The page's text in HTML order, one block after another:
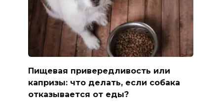
Пищевая привередливость или
капризы: что делать, если собака
отказывается от еды?